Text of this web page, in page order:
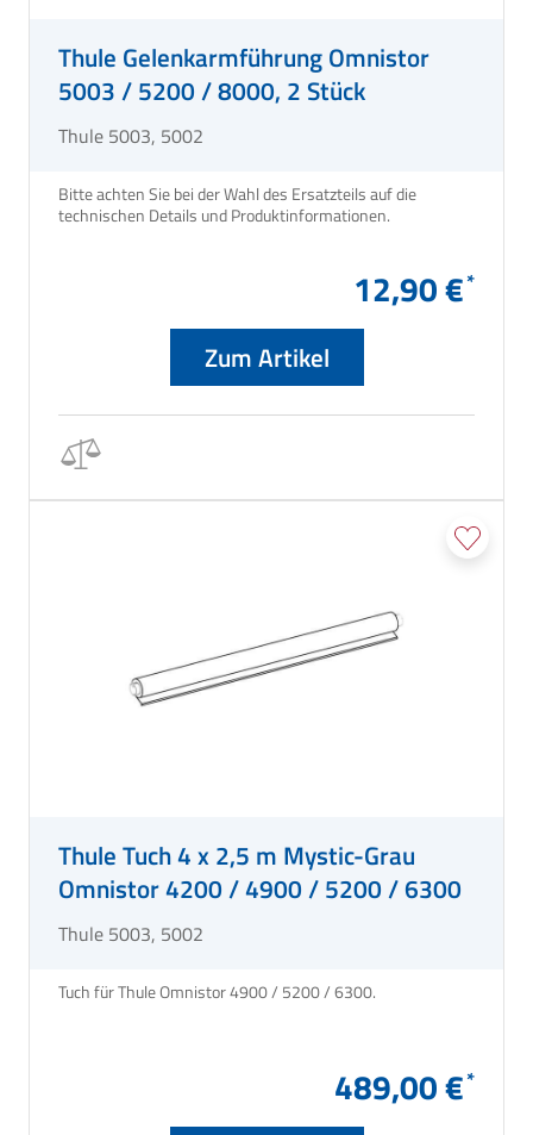
Thule Gelenkarmführung Omnistor
5003 / 5200 / 8000, 2 Stück
Thule 5003, 5002
Bitte achten Sie bei der Wahl des Ersatzteils auf die
12,90 €
Zum Artikel
Thule Tuch 4 x 2,5 m Mystic-Grau
Omnistor 4200 / 4900 / 5200 / 6300
Thule 5003, 5002
489,00 €